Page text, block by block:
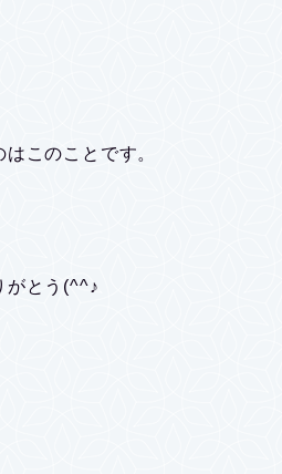
このことです。
がとう(^^♪